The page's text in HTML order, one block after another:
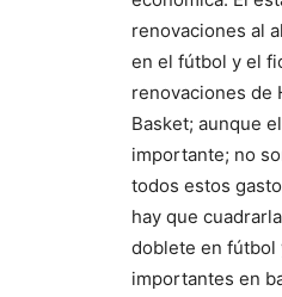
renovaciones al
en el fútbol y el
renovaciones de
Basket; aunque
importante; no
todos estos
hay que
doblete en fútbol
importantes en